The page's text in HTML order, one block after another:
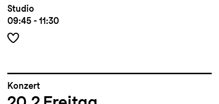
Studio
09:45 - 11:30
Konzert